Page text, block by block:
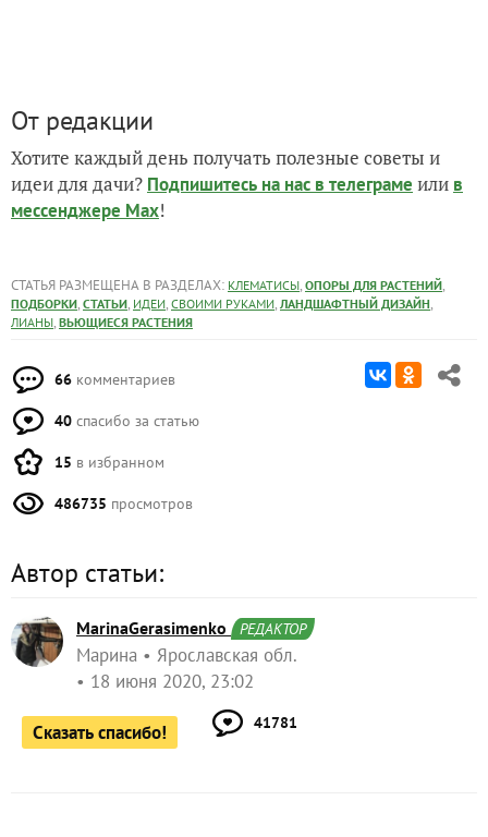
От редакции
Хотите каждый день получать полезные советы и
идеи для дачи? Подпишитесь на нас в телеграме или в
мессенджере Max!
СТАТЬЯ РАЗМЕЩЕНА В РАЗДЕЛАХ: КЛЕМАТИСЫ, ОПОРЫ ДЛЯ РАСТЕНИЙ,
ПОДБОРКИ, СТАТЬИ, ИДЕИ, СВОИМИ РУКАМИ, ЛАНДШАФТНЫЙ ДИЗАЙН,
ЛИАНЫ, ВЬЮЩИЕСЯ РАСТЕНИЯ
66 комментариев
40 спасибо за статью
15 в избранном
486735 просмотров
Автор статьи:
MarinaGerasimenko РЕДАКТОР
Марина
Ярославская обл.
18 июня 2020, 23:02
Сказать спасибо! 41781